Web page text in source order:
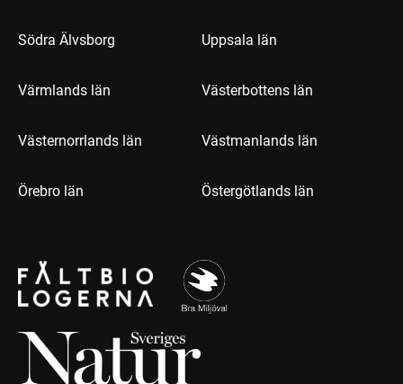
Södra Älvsborg Uppsala län
Värmlands län Västerbottens län
Västernorrlands län Västmanlands län
Örebro län Östergötlands län